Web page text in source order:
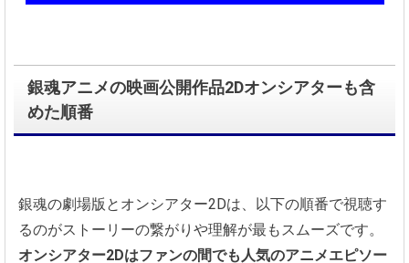
銀魂アニメの映画公開作品2Dオンシアターも含
めた順番
銀魂の劇場版とオンシアター2Dは、以下の順番で視聴す
るのがストーリーの繋がりや理解が最もスムーズです。
オンシアター2Dはファンの間でも人気のアニメエピソー